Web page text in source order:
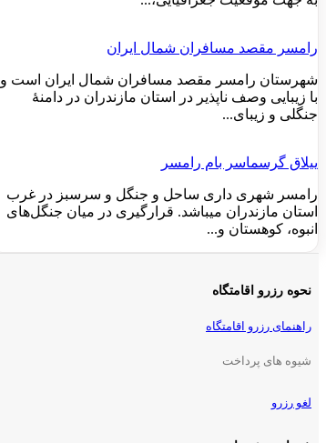
رامسر مقصد مسافران شمال ایران
شهرستان رامسر مقصد مسافران شمال ایران است و
با زیبایی وصف ناپذیر در استان مازندران در دامنهٔ
جنگلی و زیبای...
ییلاق گرسماسر بام رامسر
رامسر شهری داری ساحل و جنگل و سرسبز در غرب
استان مازندران میباشد. قرارگیری در میان جنگل‌های
انبوه، کوهستان و...
نحوه رزرو اقامتگاه
راهنمای رزرو اقامتگاه
شیوه های پرداخت
لغو رزرو